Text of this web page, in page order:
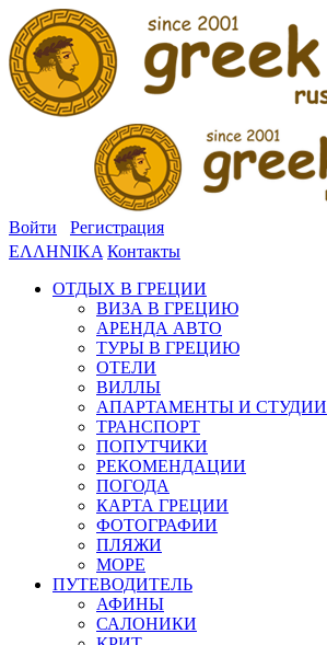
Войти
Регистрация
ΕΛΛΗΝΙΚΑ Контакты
ОТДЫХ В ГРЕЦИИ
ВИЗА В ГРЕЦИЮ
АРЕНДА АВТО
ТУРЫ В ГРЕЦИЮ
ОТЕЛИ
ВИЛЛЫ
АПАРТАМЕНТЫ И СТУДИИ
ТРАНСПОРТ
ПОПУТЧИКИ
РЕКОМЕНДАЦИИ
ПОГОДА
КАРТА ГРЕЦИИ
ФОТОГРАФИИ
ПЛЯЖИ
МОРЕ
ПУТЕВОДИТЕЛЬ
АФИНЫ
САЛОНИКИ